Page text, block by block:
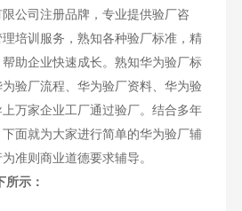
公司注册品牌，专业提供验厂咨
培训服务，熟知各种验厂标准，精
助企业快速成长。熟知华为验厂标
验厂流程、华为验厂资料、华为验
万家企业工厂通过验厂。结合多年
面就为大家进行简单的华为验厂辅
准则商业道德要求辅导。
所示：